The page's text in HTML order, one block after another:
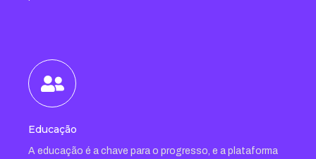
Educação
A educação é a chave para o progresso, e a plataforma